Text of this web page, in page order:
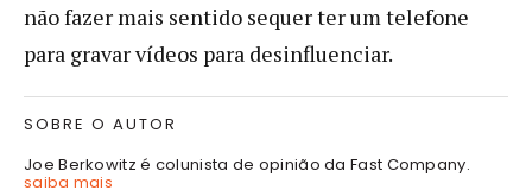
não fazer mais sentido sequer ter um telefone
para gravar vídeos para desinfluenciar.
SOBRE O AUTOR
Joe Berkowitz é colunista de opinião da Fast Company.
saiba mais